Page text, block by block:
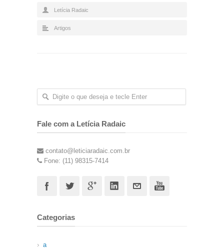
Letícia Radaic
Artigos
Fale com a Letícia Radaic
contato@leticiaradaic.com.br
Fone: (11) 98315-7414
Categorias
a